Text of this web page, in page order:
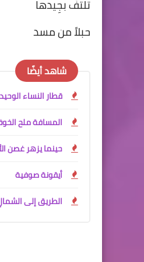
تلتفُّ بجِيدها
حبلاً من مسد
شاهد أيضًا
قطار النساء
المسافة ملح
حينما يزهر غصن
أيقونة صوفية
الطريق إلى